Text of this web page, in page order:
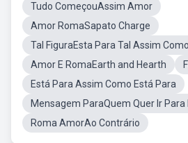
Tudo ComeçouAssim Amor
Amor RomaSapato Charge
Tal FiguraEsta Para Tal Assim Como
Amor E RomaEarth and Hearth
Está Para Assim Como Está Para
Mensagem ParaQuem Quer Ir Para
Roma AmorAo Contrário